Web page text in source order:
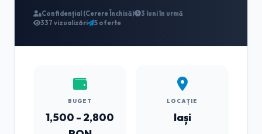
Confidențial (Cerere Închisă)
3 luni în urmă
337 vizualizări
5 oferte
BUGET
1,500 - 2,800
LOCAȚIE
Iași